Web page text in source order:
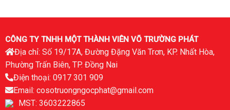
CÔNG TY TNHH MỘT THÀNH VIÊN VÕ TRƯỜNG PHÁT
Địa chỉ: Số 19/17A, Đường Đặng Văn Trơn, KP. Nhất Hòa,
Phường Trấn Biên, TP. Đồng Nai
Điện thoại: 0917 301 909
Email: cosotruongngocphat@gmail.com
MST: 3603222865